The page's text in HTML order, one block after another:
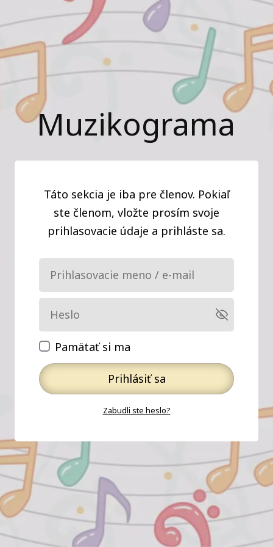
Muzikograma
Táto sekcia je iba pre členov. Pokiaľ
ste členom, vložte prosím svoje
prihlasovacie údaje a prihláste sa.
Pamätať si ma
Prihlásiť sa
Zabudli ste heslo?